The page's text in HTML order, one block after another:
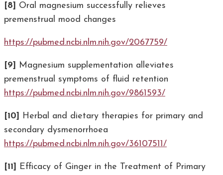
[8] Oral magnesium successfully relieves
premenstrual mood changes
https://pubmed.ncbi.nlm.nih.gov/2067759/
[9]
Magnesium supplementation alleviates
premenstrual symptoms of fluid retention
https://pubmed.ncbi.nlm.nih.gov/9861593/
[10]
Herbal and dietary therapies for primary and
secondary dysmenorrhoea
https://pubmed.ncbi.nlm.nih.gov/36107511/
[11]
Efficacy of Ginger in the Treatment of Primary